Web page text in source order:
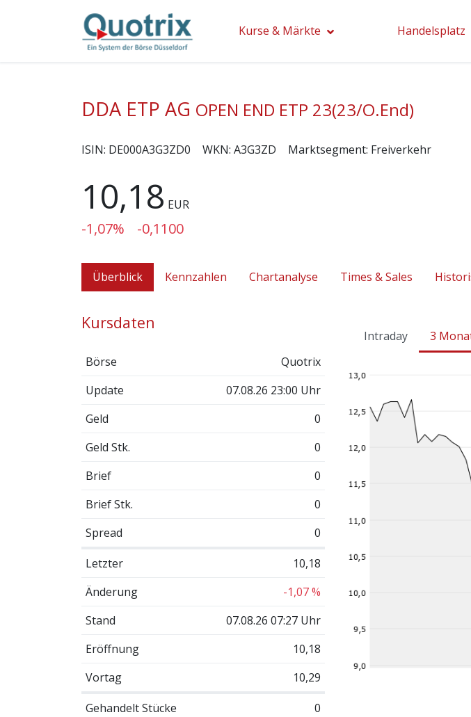
Kurse & Märkte Handelsplatz
DDA ETP AG OPEN END ETP 23(23/O.End)
ISIN: DE000A3G3ZD0 WKN: A3G3ZD Marktsegment: Freiverkehr
10,18 EUR
-1,07% -0,1100
Überblick Kennzahlen Chartanalyse Times & Sales
Kursdaten
Börse
Quotrix
Update
07.08.26 23:00 Uhr
Geld
0
Geld Stk.
0
Brief
0
Brief Stk.
0
Spread
0
Letzter
10,18
Änderung
-1,07 %
Stand
07.08.26 07:27 Uhr
Eröffnung
10,18
Vortag
10,29
Gehandelt Stücke
0
Intraday 3